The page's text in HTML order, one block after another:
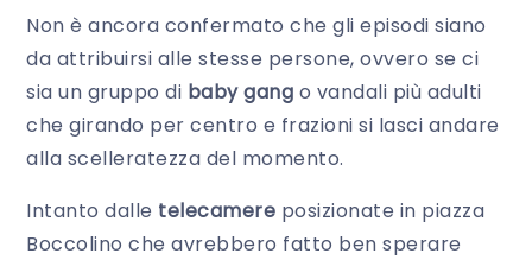
Non è ancora confermato che gli episodi siano
da attribuirsi alle stesse persone, ovvero se ci
sia un gruppo di baby gang o vandali più adulti
che girando per centro e frazioni si lasci andare
alla scelleratezza del momento.
Intanto dalle telecamere posizionate in piazza
Boccolino che avrebbero fatto ben sperare